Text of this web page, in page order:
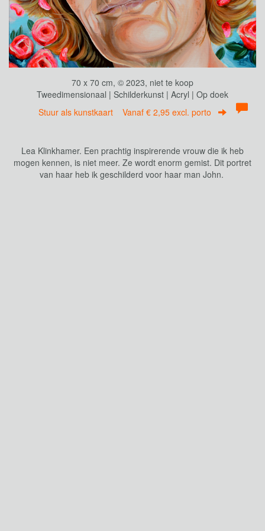
70 x 70 cm, © 2023, niet te koop
Tweedimensionaal | Schilderkunst | Acryl | Op doek
Stuur als kunstkaart Vanaf € 2,95 excl. porto
Lea Klinkhamer. Een prachtig inspirerende vrouw die ik heb
mogen kennen, is niet meer. Ze wordt enorm gemist. Dit portret
van haar heb ik geschilderd voor haar man John.